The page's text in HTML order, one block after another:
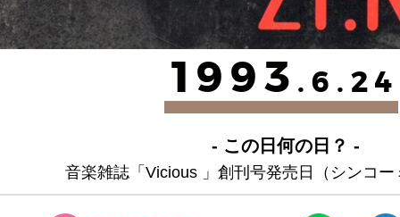
1993 .6.24
- この日何の日？ -
音楽雑誌「Vicious 」創刊号発売日（シンコー